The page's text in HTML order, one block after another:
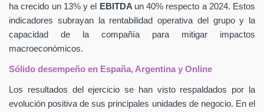
ha crecido un 13% y el
EBITDA un 40% respecto a 2024. Estos
indicadores subrayan la rentabilidad operativa del grupo y la
capacidad de la compañía para mitigar impactos
macroeconómicos.
Sólido desempeño en España, Argentina y Online
Los resultados del ejercicio se han visto respaldados por la
evolución positiva de sus principales unidades de negocio. En el